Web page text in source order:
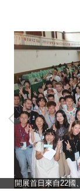
開展首日來自22國